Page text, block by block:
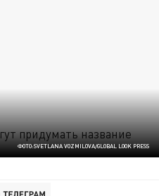
ФОТО:SVETLANA VOZMILOVA/GLOBAL LOOK PRESS